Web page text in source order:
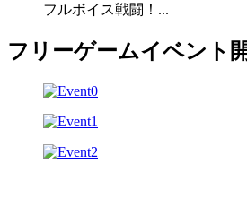
フルボイス戦闘！...
フリーゲームイベント